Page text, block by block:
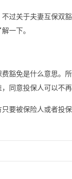
过关于夫妻互保双
一下。
豁免是什么意思。
同意投保人可以不
要被保险人或者投